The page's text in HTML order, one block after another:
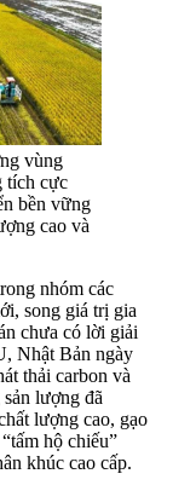
vùng
tích cực
bền vững
cao và
nhóm các
song giá trị gia
chưa có lời giải
Nhật Bản ngày
thải carbon và
lượng đã
lượng cao, gạo
hộ chiếu”
khúc cao cấp.